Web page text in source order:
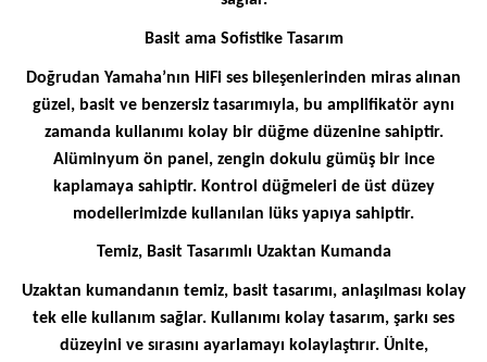
Basit ama Sofistike Tasarım
Doğrudan Yamaha’nın HiFi ses bileşenlerinden miras alınan
güzel, basit ve benzersiz tasarımıyla, bu amplifikatör aynı
zamanda kullanımı kolay bir düğme düzenine sahiptir.
Alüminyum ön panel, zengin dokulu gümüş bir ince
kaplamaya sahiptir. Kontrol düğmeleri de üst düzey
modellerimizde kullanılan lüks yapıya sahiptir.
Temiz, Basit Tasarımlı Uzaktan Kumanda
Uzaktan kumandanın temiz, basit tasarımı, anlaşılması kolay
tek elle kullanım sağlar. Kullanımı kolay tasarım, şarkı ses
düzeyini ve sırasını ayarlamayı kolaylaştırır. Ünite,